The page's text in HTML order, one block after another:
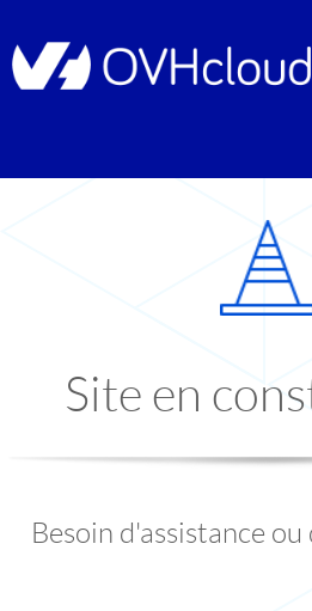
Site en
Besoin d'assistance